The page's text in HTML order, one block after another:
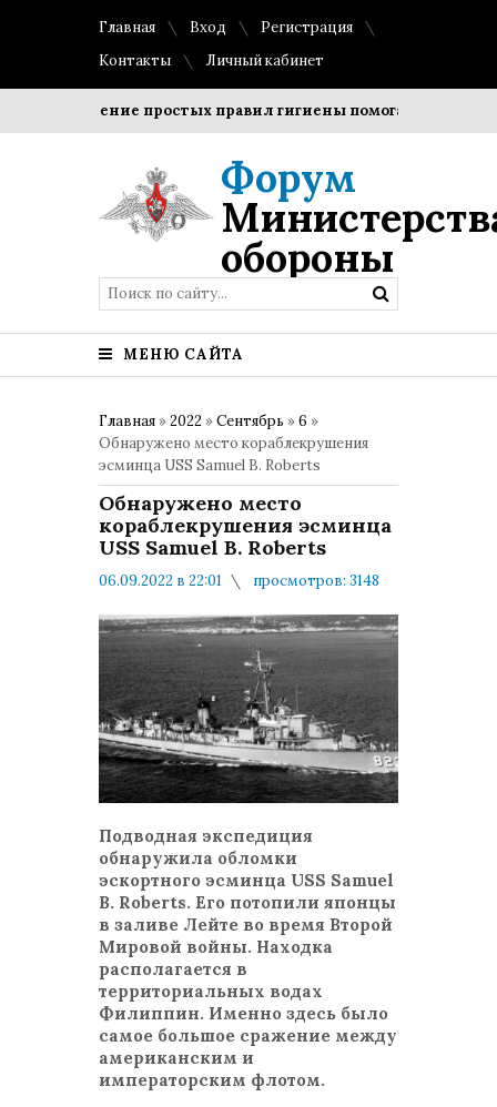
Главная Вход
Регистрация
Контакты
Личный кабинет
Соблюдение простых правил гигиены помогает
Форум
обороны
МЕНЮ САЙТА
Главная »2022 »Сентябрь »6 »
Обнаружено место кораблекрушения
эсминца USS Samuel B. Roberts
Обнаружено место
кораблекрушения эсминца
USS Samuel B. Roberts
06.09.2022 в 22:01
просмотров: 3148
Подводная экспедиция
обнаружила обломки
эскортного эсминца USS Samuel
B. Roberts. Его потопили японцы
в заливе Лейте во время Второй
Мировой войны. Находка
располагается в
территориальных водах
Филиппин. Именно здесь было
самое большое сражение между
американским и
императорским флотом.